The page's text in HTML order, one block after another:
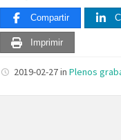
Compartir
Imprimir
2019-02-27inPlenos